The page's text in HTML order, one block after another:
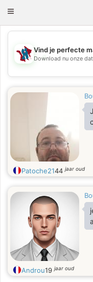
Toggle
💖
Vind je perfecte
Download nu onze
Patoche2144jaar oud
Androu19jaar oud